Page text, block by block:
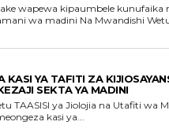
wapewa kipaumbele kunufaika
mnyororo wa thamani wa madini Na Mwandishi
KASI YA TAFITI ZA
SEKTA YA MADINI
kasi ya...